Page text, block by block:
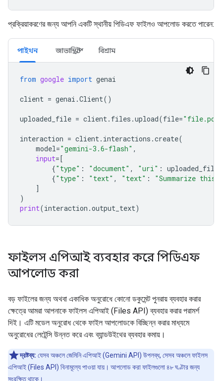
প্রক্রিয়াকরণের জন্য আপনি একটি স্থানীয় পিডিএফ ফাইলও আপলোড করতে পারেন:
পাইথন জাভাস্ক্রিপ্ট বিশ্রাম
from google import genai
client = genai .Client()
uploaded_file = client. files .upload(file=
interaction = client. interactions .create(
model="gemini-3.6-flash" ,
input=[
{"type" : "document" , "uri" : uploaded_file
{"type" : "text" , "text" :
"Summarize this
]
)
print(interaction .output_text)
ফাইলস এপিআই ব্যবহার করে পিডিএফ
আপলোড করা
বড় ফাইলের জন্য অথবা একাধিক অনুরোধে কোনো ডকুমেন্ট পুনরায় ব্যবহার করার
ক্ষেত্রে আমরা আপনাকে ফাইলস এপিআই (Files API) ব্যবহার করার পরামর্শ
দিই। এটি মডেল অনুরোধ থেকে ফাইল আপলোডকে বিচ্ছিন্ন করার মাধ্যমে
অনুরোধের লেটেন্সি উন্নত করে এবং ব্যান্ডউইথের ব্যবহার কমায়।
দ্রষ্টব্য: যেসব অঞ্চলে জেমিনি এপিআই (Gemini API) উপলব্ধ, সেসব অঞ্চলে ফাইলস
এপিআই (Files API) বিনামূল্যে পাওয়া যায়। আপলোড করা ফাইলগুলো ৪৮ ঘণ্টার জন্য
সংরক্ষিত থাকে।